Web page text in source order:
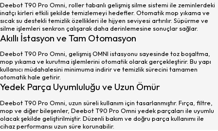
Deebot T90 Pro Omni, roller tabanlı gelişmiş silme sistemi ile zeminlerdeki
inatçı kirleri etkili şekilde temizlemeyi hedefler. Otomatik mop yıkama ve
sıcak su destekli temizlik özellikleri ile hijyen seviyesi artırılır. Süpürme ve
silme işlemleri senkron çalışarak daha derinlemesine sonuçlar sağlar.
Akıllı İstasyon ve Tam Otomasyon
Deebot T90 Pro Omni, gelişmiş OMNI istasyonu sayesinde toz boşaltma,
mop yıkama ve kurutma işlemlerini otomatik olarak gerçekleştirir. Bu yapı
kullanıcı müdahalesini minimuma indirir ve temizlik sürecini tamamen
otomatik hale getirir.
Yedek Parça Uyumluluğu ve Uzun Ömür
Deebot T90 Pro Omni, uzun süreli kullanım için tasarlanmıştır. Fırça, filtre,
mop ve diğer bileşenler, Deebot T90 Pro Omni yedek parçaları ile uyumlu
olacak şekilde geliştirilmiştir. Düzenli bakım ve doğru parça kullanımı ile
cihaz performansı uzun süre korunabilir.